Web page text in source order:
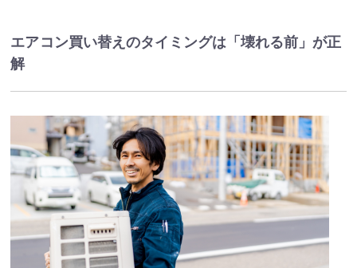
エアコン買い替えのタイミングは「壊れる前」が正
解